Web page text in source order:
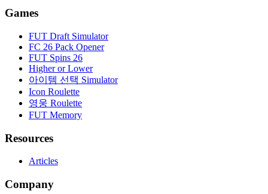
Games
FUT Draft Simulator
FC 26 Pack Opener
FUT Spins 26
Higher or Lower
아이템 선택 Simulator
Icon Roulette
영웅 Roulette
FUT Memory
Resources
Articles
Company